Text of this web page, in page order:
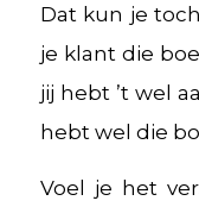
Dat kun je
je klant die
jij hebt ’t wel
hebt wel die
Voel je het